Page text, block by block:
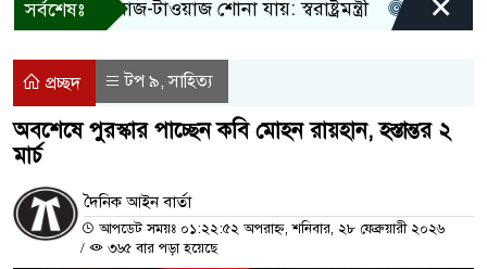
সর্বশেষঃ
শুধু আওয়াজ-টাওয়াজ শোনা যায়: স্বরাষ্ট্রমন্ত্রী তিন দিনের
প্রচ্ছদ টপ ৯,সাহিত্য
অবশেষে পুরস্কার পাচ্ছেন কবি মোহন রায়হান, হস্তান্তর ২
মার্চ
দৈনিক আইন বার্তা
আপডেট সময়ঃ ০১:২২:৫২ অপরাহ্ন, শনিবার, ২৮ ফেব্রুয়ারী ২০২৬
/
৩৬৫ বার পড়া হয়েছে